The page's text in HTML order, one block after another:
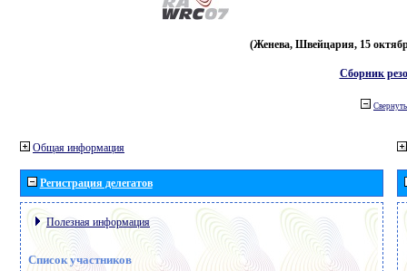
(Женева, Швейцария, 15
Сборник
Свернуть
Общая информация
Регистрация делегатов
Полезная информация
Список участников